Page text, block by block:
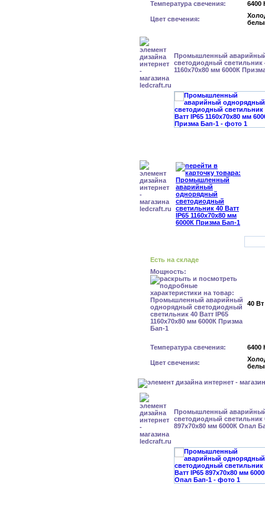
Температура свечения: 6400
Цвет свечения:
Промышленный
светодиодный светильник
1160x70x80 мм 6000К
Есть на складе
Мощность:
40 Вт
Температура свечения: 6400
Цвет свечения:
Промышленный
светодиодный светильник
897x70x80 мм 6000К Опал